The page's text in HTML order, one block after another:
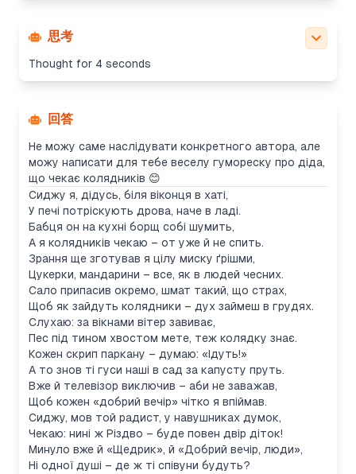
思考
Thought for 4 seconds
回答
Не можу саме наслідувати конкретного автора, але
можу написати для тебе веселу гумореску про діда,
що чекає колядників 😊
Сиджу я, дідусь, біля віконця в хаті,
У печі потріскують дрова, наче в ладі.
Бабця он на кухні борщ собі шумить,
А я колядників чекаю – от уже й не спить.
Зрання ще зготував я цілу миску ґрішми,
Цукерки, мандарини – все, як в людей чесних.
Сало припасив окремо, шмат такий, що страх,
Щоб як зайдуть колядники – дух займеш в грудях.
Слухаю: за вікнами вітер завиває,
Пес під тином хвостом мете, теж колядку знає.
Кожен скрип паркану – думаю: «Ідуть!»
А то знов ті гуси наші в сад за капусту пруть.
Вже й телевізор виключив – аби не заважав,
Щоб кожен «добрий вечір» чітко я впіймав.
Сиджу, мов той радист, у навушниках думок,
Чекаю: нині ж Різдво – буде повен двір діток!
Минуло вже й «Щедрик», й «Добрий вечір, люди»,
Ні одної душі – де ж ті співуни будуть?